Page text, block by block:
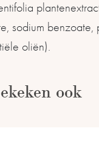
sodium benzoate,
oliën).
ook